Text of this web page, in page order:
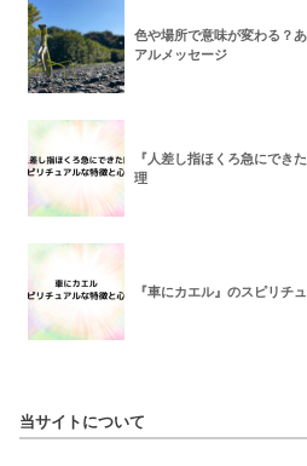
色や場所で意味が変わる？
アルメッセージ
『人差し指ほくろ急にでき
理
『車にカエル』のスピリチ
当サイトについて